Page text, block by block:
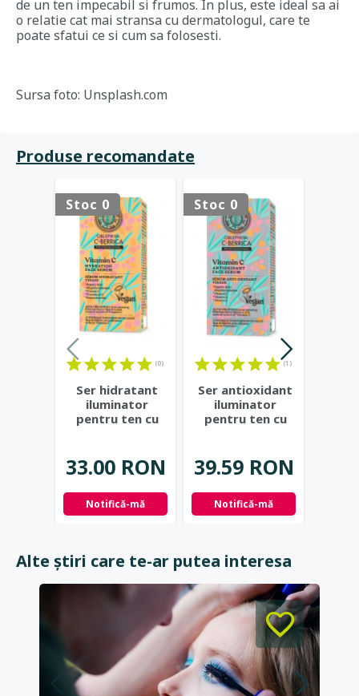
de un ten impecabil si frumos. In plus, este ideal sa ai
o relatie cat mai stransa cu dermatologul, care te
poate sfatui ce si cum sa folosesti.
Sursa foto: Unsplash.com
Produse recomandate
Stoc 0
(0)
Ser hidratant
iluminator
pentru ten cu
33.00 RON
Notifică-mă
Stoc 0
(1)
Ser antioxidant
iluminator
pentru ten cu
39.59 RON
Notifică-mă
Alte știri care te-ar putea interesa